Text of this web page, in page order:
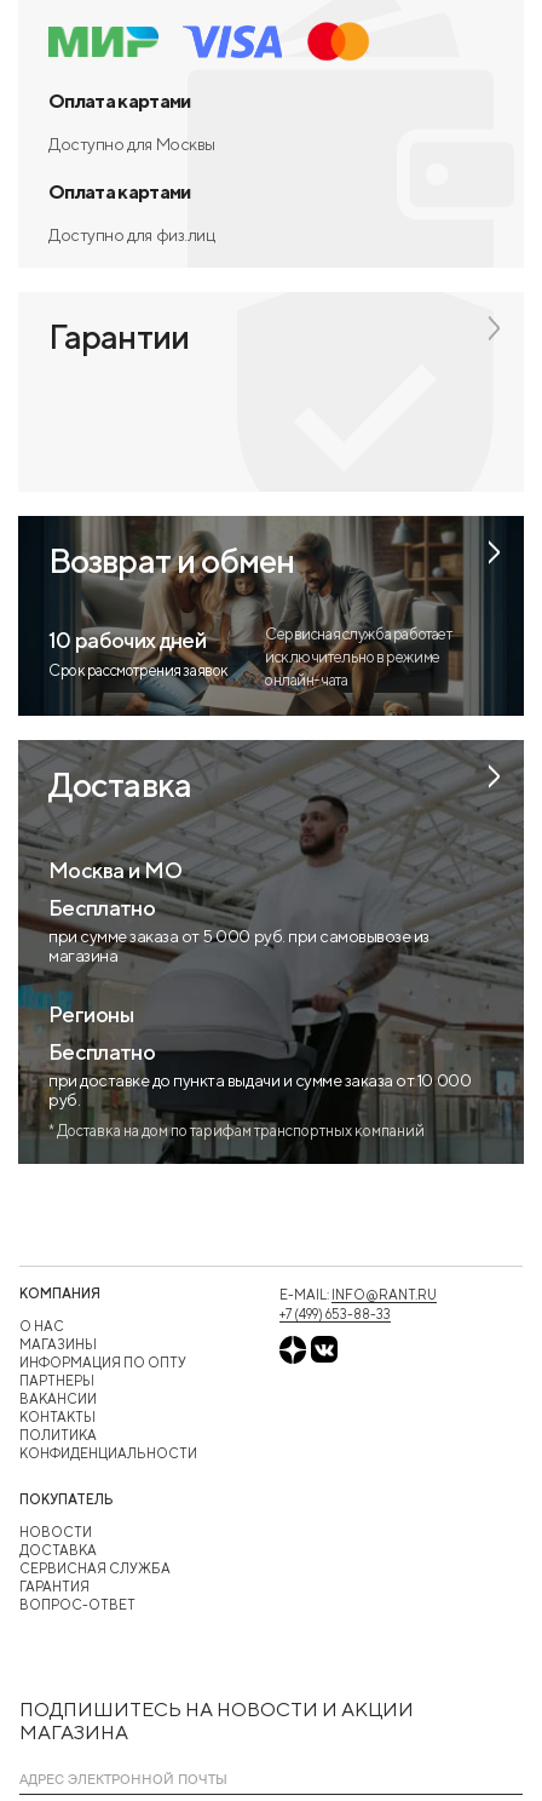
Оплата картами
Доступно для Москвы
Оплата картами
Доступно для физ.лиц
Гарантии
Возврат и обмен
10 рабочих дней
Срок рассмотрения заявок
Сервисная служба работает
исключительно в режиме
онлайн-чата
Доставка
Москва и МО
Бесплатно
при сумме заказа от 5 000 руб. при самовывозе из
магазина
Регионы
Бесплатно
при доставке до пункта выдачи и сумме заказа от 10 000
руб.
* Доставка на дом по тарифам транспортных компаний
ПОДПИШИТЕСЬ НА НОВОСТИ И АКЦИИ
МАГАЗИНА
КОМПАНИЯ
О НАС
МАГАЗИНЫ
ИНФОРМАЦИЯ ПО ОПТУ
ПАРТНЕРЫ
ВАКАНСИИ
КОНТАКТЫ
ПОЛИТИКА
КОНФИДЕНЦИАЛЬНОСТИ
ПОКУПАТЕЛЬ
НОВОСТИ
ДОСТАВКА
СЕРВИСНАЯ СЛУЖБА
ГАРАНТИЯ
ВОПРОС-ОТВЕТ
E-MAIL: INFO@RANT.RU
+7 (499) 653-88-33